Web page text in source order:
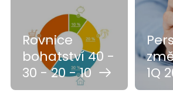
Rovnice
bohatství 40 -
30 - 20 - 10
1Q